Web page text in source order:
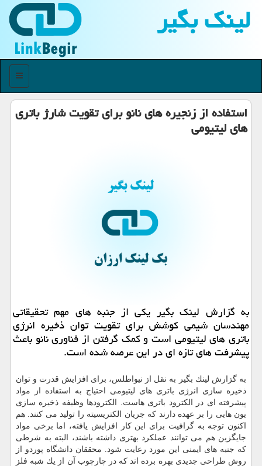
لینك بگیر
منو
استفاده از زنجیره های نانو برای تقویت شارژ باتری
های لیتیومی
به گزارش لینك بگیر یكی از جنبه های مهم تحقیقاتی
مهندسان شیمی كوشش برای تقویت توان ذخیره انرژی
باتری های لیتیومی است و كمك گرفتن از فناوری نانو باعث
پیشرفت های تازه ای در این عرصه شده است.
به گزارش لینك بگیر به نقل از نیواطلس، برای افزایش قدرت و توان
ذخیره سازی انرژی باتری های لیتیومی احتیاج به استفاده از مواد
پیشرفته ای در الكترود باتری هاست. الكترودها وظیفه ذخیره سازی
یون هایی را بر عهده دارند كه جریان الكتریسیته را تولید می كنند. هم
اكنون توجه به گرافیت برای این كار افزایش یافته، اما برخی مواد
جایگزین هم می توانند عملكرد بهتری داشته باشند، البته به شرطی
كه جنبه های ایمنی این مورد رعایت شود. محققان دانشگاه پوردو از
روش طراحی جدیدی بهره برده اند كه در چارچوب آن از یك شبه فلز